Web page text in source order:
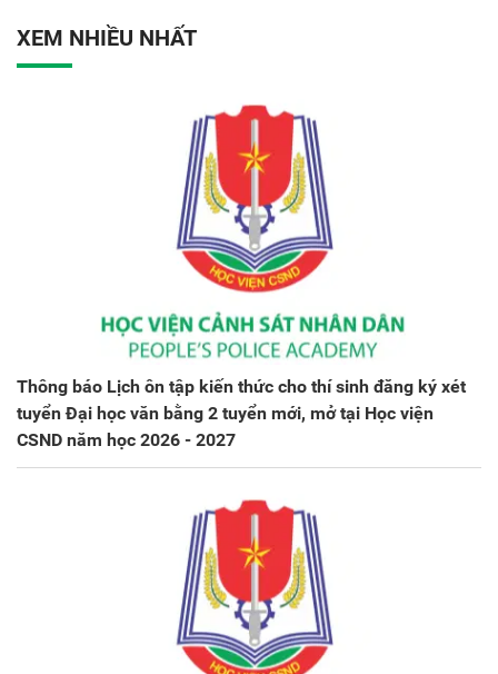
XEM NHIỀU NHẤT
Thông báo Lịch ôn tập kiến thức cho thí sinh đăng ký xét
tuyển Đại học văn bằng 2 tuyển mới, mở tại Học viện
CSND năm học 2026 - 2027